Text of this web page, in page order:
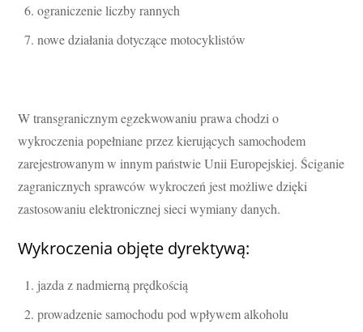
ograniczenie liczby rannych
nowe działania dotyczące motocyklistów
W transgranicznym egzekwowaniu prawa chodzi o
wykroczenia popełniane przez kierujących samochodem
zarejestrowanym w innym państwie Unii Europejskiej. Ściganie
zagranicznych sprawców wykroczeń jest możliwe dzięki
zastosowaniu elektronicznej sieci wymiany danych.
Wykroczenia objęte dyrektywą:
jazda z nadmierną prędkością
prowadzenie samochodu pod wpływem alkoholu